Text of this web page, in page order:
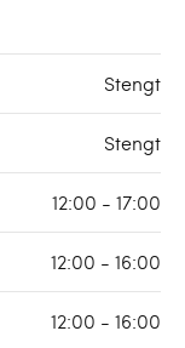
Stengt
Stengt
12:00 - 17:00
12:00 - 16:00
12:00 - 16:00